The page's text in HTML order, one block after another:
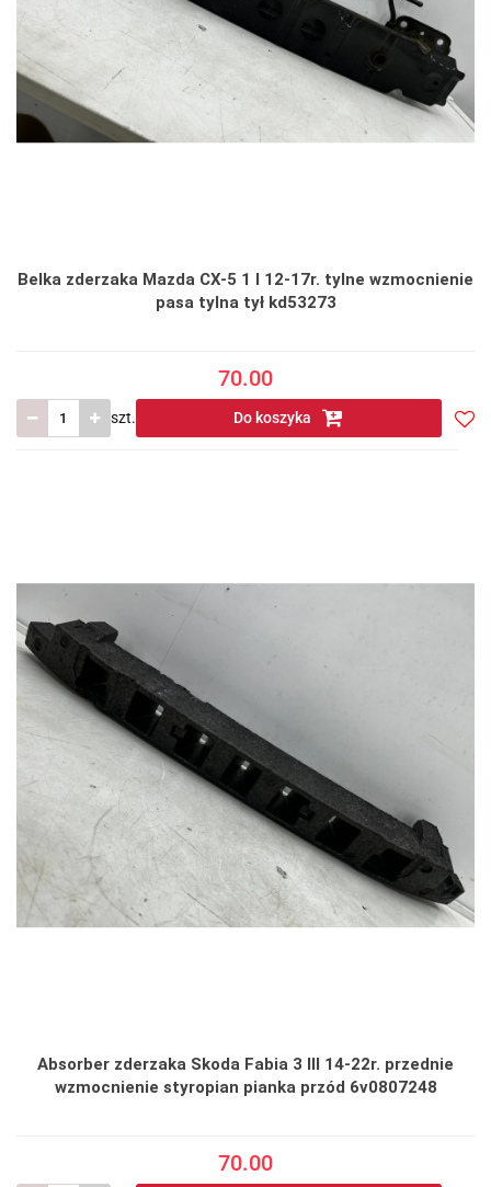
Belka zderzaka Mazda CX-5 1 I 12-17r. tylne wzmocnienie
pasa tylna tył kd53273
70.00
szt. Do koszyka
Absorber zderzaka Skoda Fabia 3 III 14-22r. przednie
wzmocnienie styropian pianka przód 6v0807248
70.00